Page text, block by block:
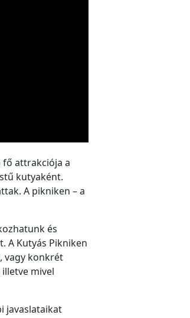
fő attrakciója a
kutyaként.
A pikniken – a
és
A Kutyás Pikniken
vagy konkrét
mivel
javaslataikat